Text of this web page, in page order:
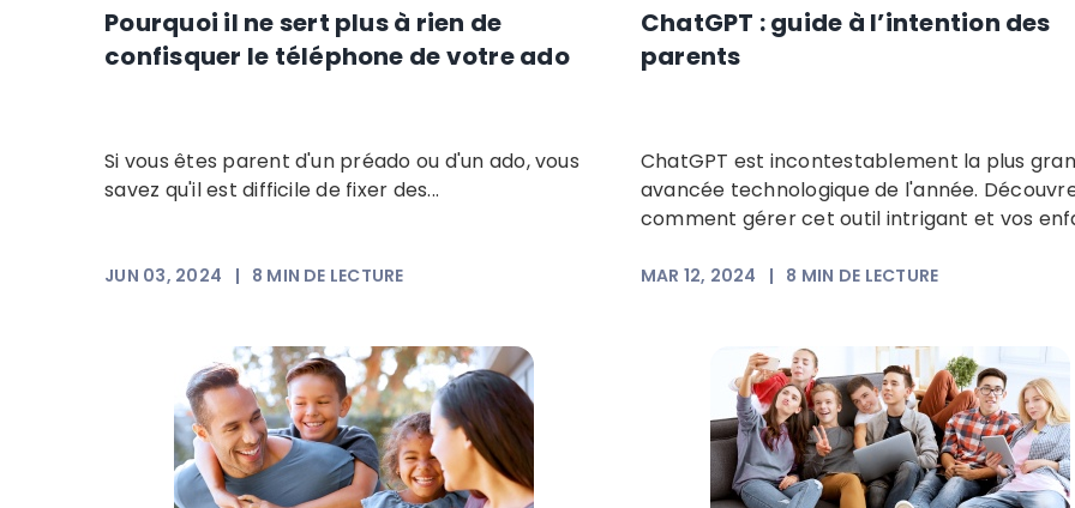
Pourquoi il ne sert plus à rien de
confisquer le téléphone de votre ado
Si vous êtes parent d'un préado ou d'un ado, vous
savez qu'il est difficile de fixer des...
JUN 03, 2024 | 8 MIN DE LECTURE
ChatGPT : guide à l’intention des
parents
ChatGPT est incontestablement la plus
avancée technologique de l'année.
comment gérer cet outil intrigant et vos
MAR 12, 2024 | 8 MIN DE LECTURE